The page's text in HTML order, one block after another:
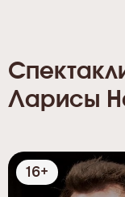
Ларисы
16+